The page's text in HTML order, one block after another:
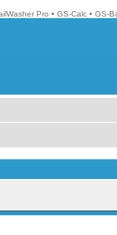
Pro • GS-Calc • GS-